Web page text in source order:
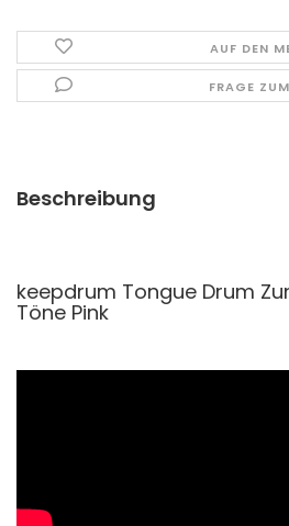
AUF DEN
FRAGE
Beschreibung
keepdrum Tongue Drum
Töne Pink